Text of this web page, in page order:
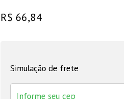
R$ 66,84
Simulação de frete